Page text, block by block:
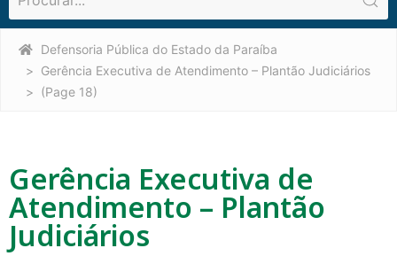
Defensoria Pública do Estado da Paraíba
Gerência Executiva de Atendimento – Plantão Judiciários
(Page 18)
Gerência Executiva de
Atendimento – Plantão
Judiciários